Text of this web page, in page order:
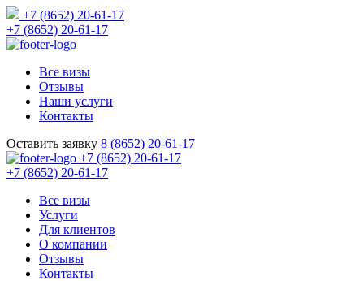
+7 (8652) 20-61-17
+7 (8652) 20-61-17
Все визы
Отзывы
Наши услуги
Контакты
Оставить заявку 8 (8652) 20-61-17
+7 (8652) 20-61-17
+7 (8652) 20-61-17
Все визы
Услуги
Для клиентов
О компании
Отзывы
Контакты